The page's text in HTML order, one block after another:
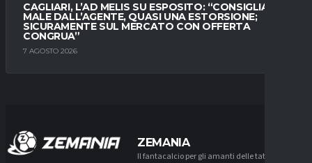
CAGLIARI, L’AD MELIS SU ESPOSITO: “CONSIGLIATO
MALE DALL’AGENTE, QUASI UNA ESTORSIONE;
SICURAMENTE SUL MERCATO CON OFFERTA
CONGRUA”
7 AGOSTO 2026
ZEMANIA
Il fantacalcio per gli amanti delle tattiche